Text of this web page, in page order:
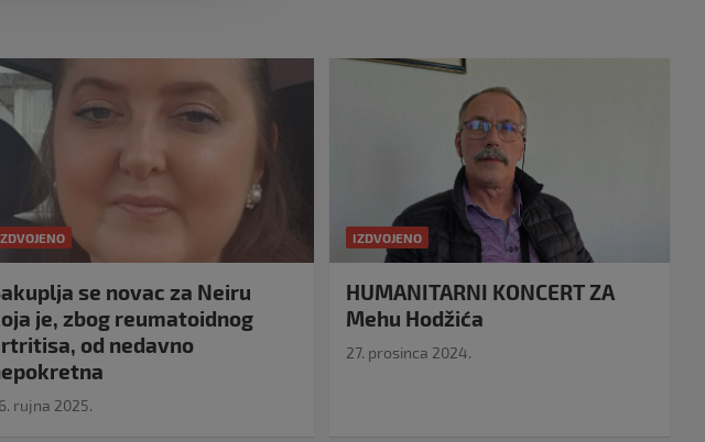
se novac za Neiru
je, zbog reumatoidnog
od nedavno
rujna 2025.
IZDVOJENO
HUMANITARNI KONCERT ZA
Mehu Hodžića
27. prosinca 2024.